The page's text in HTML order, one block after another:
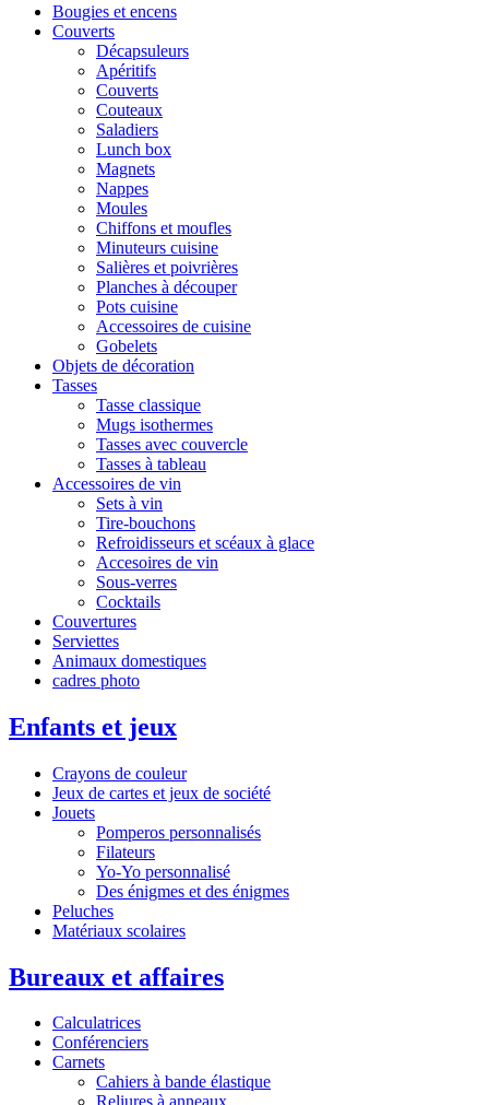
Bougies et encens
Couverts
Décapsuleurs
Apéritifs
Couverts
Couteaux
Saladiers
Lunch box
Magnets
Nappes
Moules
Chiffons et moufles
Minuteurs cuisine
Salières et poivrières
Planches à découper
Pots cuisine
Accessoires de cuisine
Gobelets
Objets de décoration
Tasses
Tasse classique
Mugs isothermes
Tasses avec couvercle
Tasses à tableau
Accessoires de vin
Sets à vin
Tire-bouchons
Refroidisseurs et scéaux à glace
Accesoires de vin
Sous-verres
Cocktails
Couvertures
Serviettes
Animaux domestiques
cadres photo
Enfants et jeux
Crayons de couleur
Jeux de cartes et jeux de société
Jouets
Pomperos personnalisés
Filateurs
Yo-Yo personnalisé
Des énigmes et des énigmes
Peluches
Matériaux scolaires
Bureaux et affaires
Calculatrices
Conférenciers
Carnets
Cahiers à bande élastique